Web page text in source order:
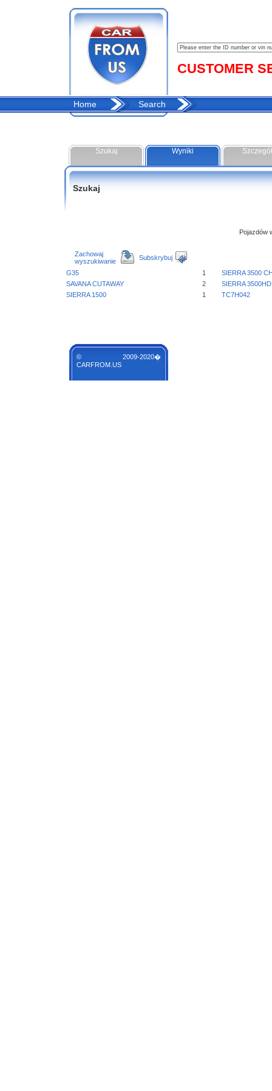
CUSTOMER
Home Search
Szukaj Wyniki
Szukaj
Pojazdów
Zachowaj
wyszukiwanie
Subskrybuj
G35 1
SIERRA 3500
SAVANA CUTAWAY
2
SIERRA 3500HD
SIERRA 1500
1 TC7H042
© 2009-2020�
CARFROM.US